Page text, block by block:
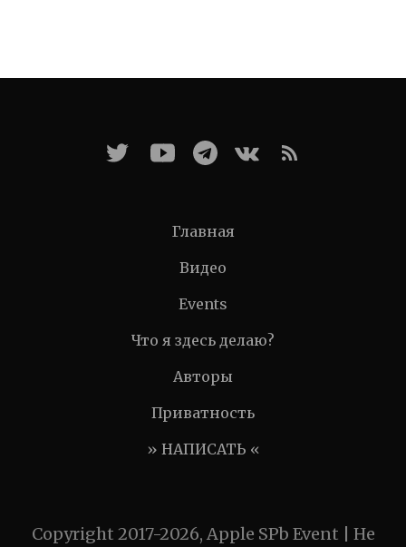
Главная
Видео
Events
Что я здесь делаю?
Авторы
Приватность
» НАПИСАТЬ «
Copyright 2017-2026, Apple SPb Event | Не